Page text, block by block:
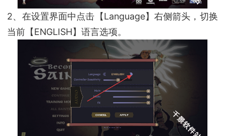
2、在设置界面中点击【Language】右侧箭头，切换
当前【ENGLISH】语言选项。